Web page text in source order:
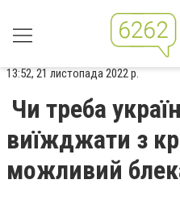
13:52, 21 листопада 2022 р.
Чи треба
виїжджати з
можливий